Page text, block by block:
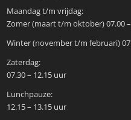
Maandag t/m vrijdag:
Zomer (maart t/m oktober) 07.00
Winter (november t/m februari)
Zaterdag:
07.30 – 12.15 uur
Lunchpauze:
12.15 – 13.15 uur